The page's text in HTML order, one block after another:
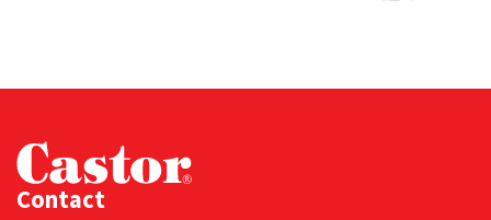
Contact